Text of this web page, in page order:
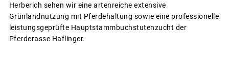
Herberich sehen wir eine artenreiche extensive
Grünlandnutzung mit Pferdehaltung sowie eine professionelle
leistungsgeprüfte Hauptstammbuchstutenzucht der
Pferderasse Haflinger.